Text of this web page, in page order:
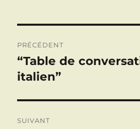
de
l’article
PRÉCÉDENT
Publication
précédente :
“Table de
italien”
SUIVANT